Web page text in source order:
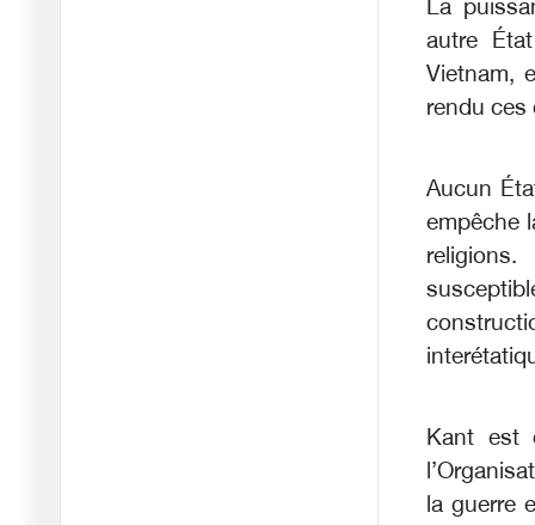
La
autre
Vietnam,
rendu
Aucun
empêche
Kant est
la guerre